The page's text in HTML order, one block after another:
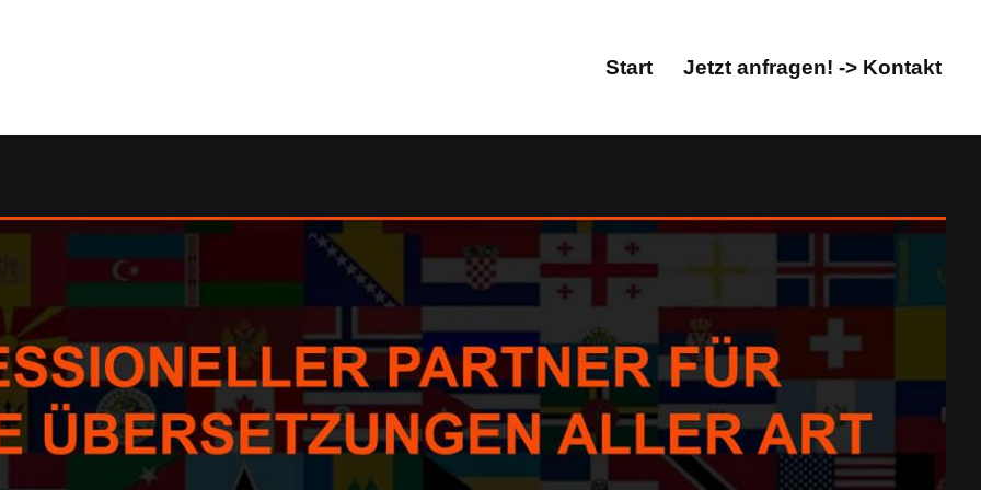
Start Jetzt anfragen! -> Kontakt
Korrektorat/Lektorat, dolmetschen, Übersetzungsbüro. Prüfen Sie Übersetzungen in
dolmetschen, Übersetzungsbüro erhältlich. ✓Übersetzungsagentur, ✓Übersetzungen,
für Warstein. ➡️ Guul Prime, Ihr Übersetzungsprofi & Fachübersetzungsbüro. Auch Sie werden